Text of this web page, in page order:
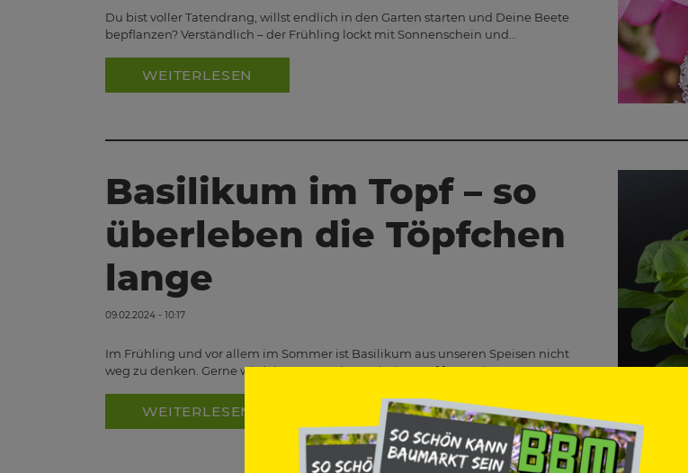
Du bist voller Tatendrang, willst endlich in den Garten starten und Deine Beete
bepflanzen? Verständlich – der Frühling lockt mit Sonnenschein und…
WEITERLESEN
Basilikum im Topf – so
überleben die Töpfchen
lange
09.02.2024 - 10:17
Im Frühling und vor allem im Sommer ist Basilikum aus unseren Speisen nicht
weg zu denken. Gerne wird das Gewürz im meist im Topf für Speisen…
WEITERLESEN